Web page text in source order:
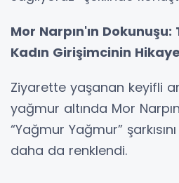
Mor Narpın'ın
Kadın Girişimcinin
Ziyarette yaşanan keyifli
yağmur altında Mor
“Yağmur Yağmur”
daha da renklendi.